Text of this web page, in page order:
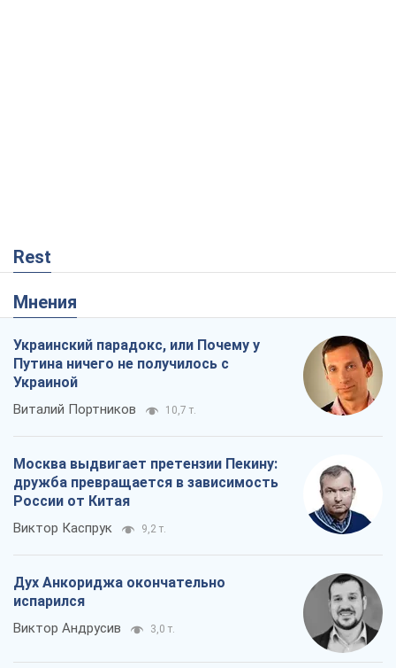
Rest
Мнения
Украинский парадокс, или Почему у
Путина ничего не получилось с
Украиной
Виталий Портников 10,7 т.
Москва выдвигает претензии Пекину:
дружба превращается в зависимость
России от Китая
Виктор Каспрук 9,2 т.
Дух Анкориджа окончательно
испарился
Виктор Андрусив 3,0 т.